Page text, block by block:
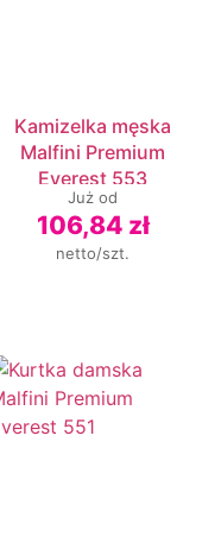
Kamizelka męska
Malfini Premium
Everest 553
Już od
106,84 zł
netto/szt.